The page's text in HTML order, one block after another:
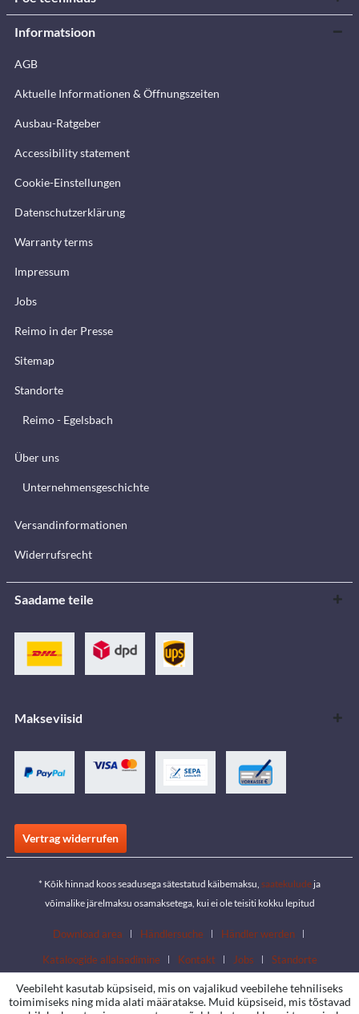
Informatsioon
AGB
Aktuelle Informationen & Öffnungszeiten
Ausbau-Ratgeber
Accessibility statement
Cookie-Einstellungen
Datenschutzerklärung
Warranty terms
Impressum
Jobs
Reimo in der Presse
Sitemap
Standorte
Reimo - Egelsbach
Über uns
Unternehmensgeschichte
Versandinformationen
Widerrufsrecht
Saadame teile
Makseviisid
Vertrag widerrufen
* Kõik hinnad koos seadusega sätestatud käibemaksu, saatekulude ja
võimalike järelmaksu osamaksetega, kui ei ole teisiti kokku lepitud
Download area Händlersuche
Händler werden
Kataloogide allalaadimine
Kontakt Jobs Standorte
Veebileht kasutab küpsiseid, mis on vajalikud veebilehe tehniliseks
toimimiseks ning mida alati määratakse. Muid küpsiseid, mis tõstavad